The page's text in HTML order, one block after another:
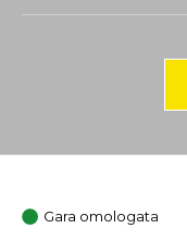
Gara omologata